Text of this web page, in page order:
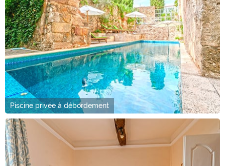
Piscine privée à débordement